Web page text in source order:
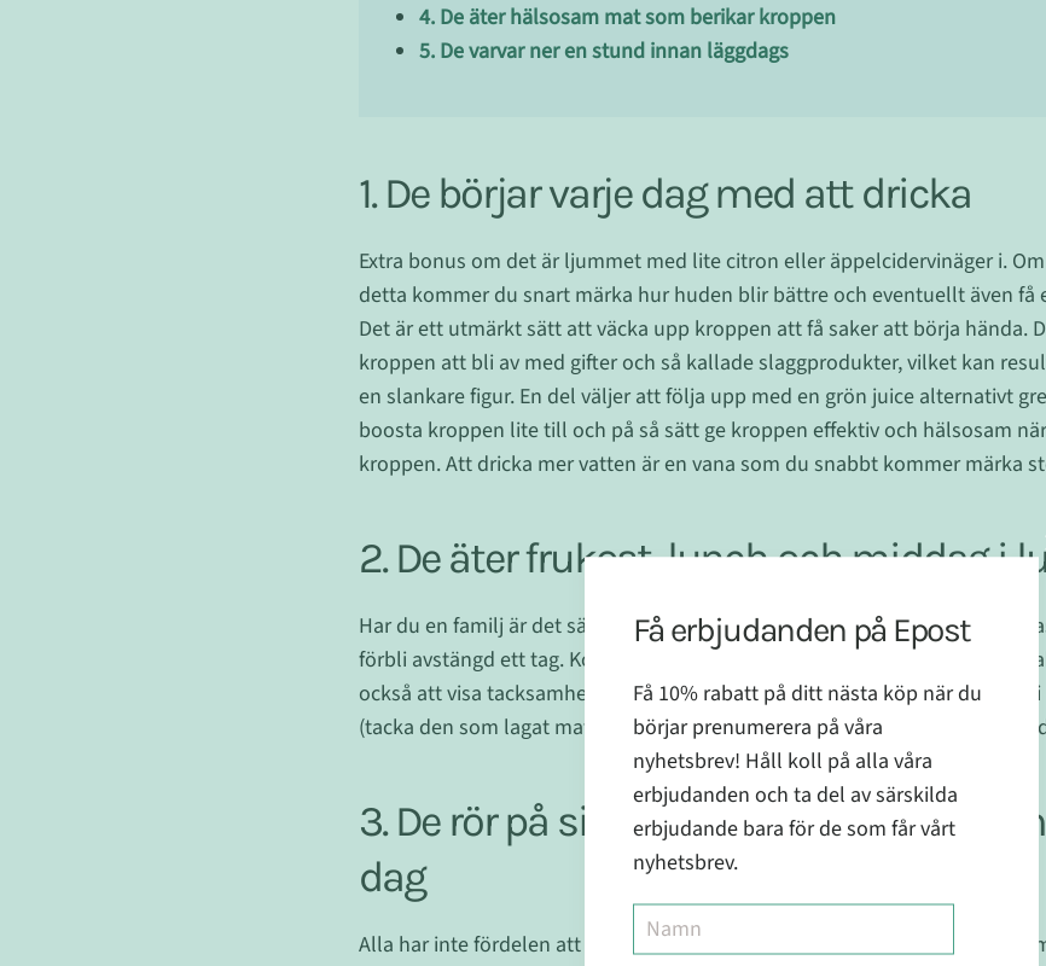
4. De äter hälsosam mat som berikar kroppen
5. De varvar ner en stund innan läggdags
1. De börjar varje dag med att dricka
Extra bonus om det är ljummet med lite citron eller äppelcidervinäger i.
detta kommer du snart märka hur huden blir bättre och eventuellt även
Det är ett utmärkt sätt att väcka upp kroppen att få saker att börja hända.
kroppen att bli av med gifter och så kallade slaggprodukter, vilket kan
en slankare figur. En del väljer att följa upp med en grön juice alternativt
boosta kroppen lite till och på så sätt ge kroppen effektiv och hälsosam
kroppen. Att dricka mer vatten är en vana som du snabbt kommer märka
2. De äter frukost, lunch och middag i
Har du en familj är det särskilt de här tillfällena ni kan utnyttja för att
förbli avstängd ett tag. Koncentrera dig istället på maten, tugga, känna
också att visa tacksamhet. Var tacksam över maten du äter, släng den inte
(tacka den som lagat maten, den du köpt maten av, Gud eller någon). Ta
3. De rör på sig och se till att gå ut
dag
Alla har inte fördelen att jobba utomhus, men försök ändå pressa in i
Få erbjudanden på Epost
Få 10% rabatt på ditt nästa köp när du
börjar prenumerera på våra
nyhetsbrev! Håll koll på alla våra
erbjudanden och ta del av särskilda
erbjudande bara för de som får vårt
nyhetsbrev.